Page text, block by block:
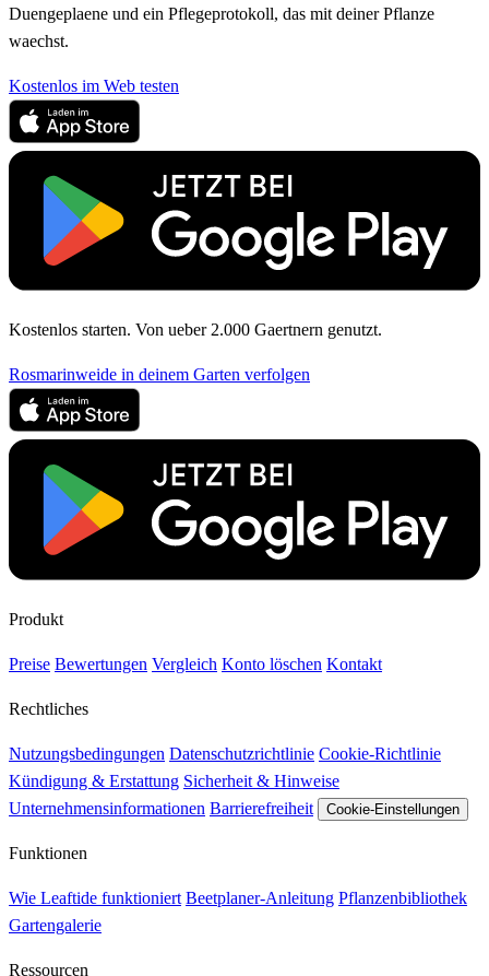
Duengeplaene und ein Pflegeprotokoll, das mit deiner Pflanze
waechst.
Kostenlos im Web testen
Kostenlos starten. Von ueber 2.000 Gaertnern genutzt.
Rosmarinweide in deinem Garten verfolgen
Produkt
Preise Bewertungen Vergleich Konto löschen Kontakt
Rechtliches
Nutzungsbedingungen Datenschutzrichtlinie Cookie-Richtlinie
Kündigung & Erstattung Sicherheit & Hinweise
Unternehmensinformationen Barrierefreiheit Cookie-Einstellungen
Funktionen
Wie Leaftide funktioniert Beetplaner-Anleitung Pflanzenbibliothek
Gartengalerie
Ressourcen